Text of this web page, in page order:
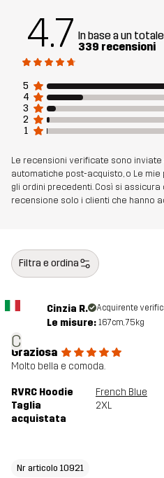
Numero di
articolo
10921_2800
4.7 In base a un
339 recensioni
5
4
3
2
1
Le recensioni verificate sono
automatiche post-acquisto, o Le
gli ordini precedenti. Così si
recensione solo i clienti che hanno
Filtra e ordina
C
Cinzia R. Acquirente
Le misure: 167cm, 75kg
Graziosa
Molto bella e comoda.
RVRC Hoodie
French Blue
Taglia
acquistata
2XL
Nr articolo 10921